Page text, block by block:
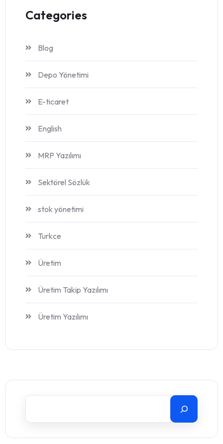
Categories
Blog
Depo Yönetimi
E-ticaret
English
MRP Yazılımı
Sektörel Sözlük
stok yönetimi
Turkce
Üretim
Üretim Takip Yazılımı
Üretim Yazılımı